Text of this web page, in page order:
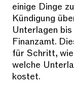
einige Dinge
Kündigung
Unterlagen
Finanzamt.
für Schritt,
welche
kostet.